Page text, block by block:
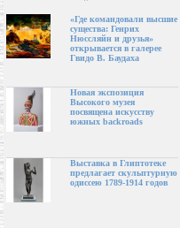
«Где командовали высшие
существа: Генрих
Нюссляйн и друзья»
открывается в галерее
Гвидо В. Баудаха
Новая экспозиция
Высокого музея
посвящена искусству
южных backroads
Выставка в Глиптотеке
предлагает скульптурную
одиссею 1789-1914 годов